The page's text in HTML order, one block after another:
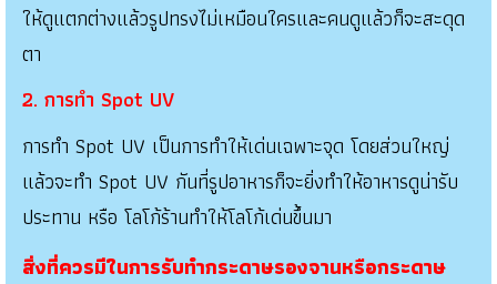
ให้ดูแตกต่างแล้วรูปทรงไม่เหมือนใครและคนดูแล้วก็จะสะดุด
ตา
2. การทำ Spot UV
การทำ Spot UV เป็นการทำให้เด่นเฉพาะจุด โดยส่วนใหญ่
แล้วจะทำ Spot UV กันที่รูปอาหารก็จะยิ่งทำให้อาหารดูน่ารับ
ประทาน หรือ โลโก้ร้านทำให้โลโก้เด่นขึ้นมา
สิ่งที่ควรมีในการรับทำกระดาษรองจานหรือกระดาษ